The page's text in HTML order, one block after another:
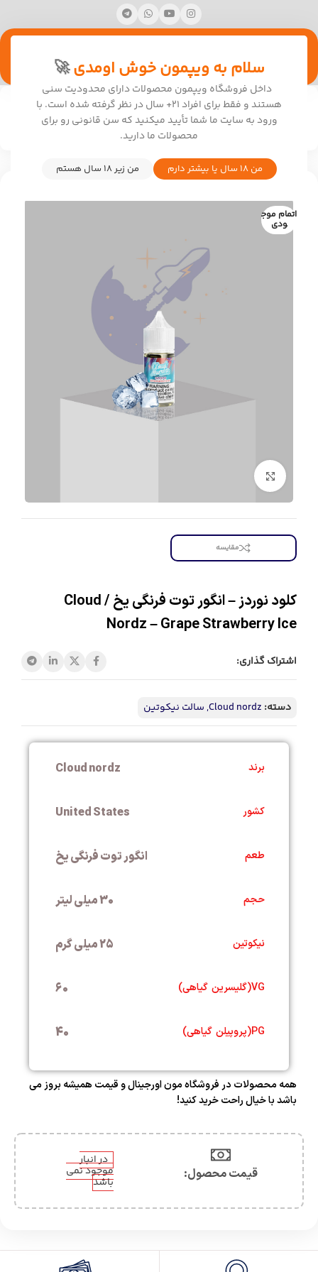
سلام به ویپمون خوش اومدی🚀
داخل فروشگاه ویپمون محصولات دارای محدودیت سنی
هستند و فقط برای افراد ۲۱+ سال در نظر گرفته شده است. با
ورود به سایت ما شما تأیید میکنید که سن قانونی رو برای
محصولات ما دارید.
من 18 سال یا بیشتر دارم من زیر 18 سال هستم
خانه/سالت نیکوتین /
Cloud nordz
اتمام موج
ودی
بزرگنمایی تصویر
مقایسه
کلود نوردز – انگور توت فرنگی یخ / Cloud
Nordz – Grape Strawberry Ice
اشتراک گذاری:
دسته: Cloud nordz
,سالت نیکوتین
برند Cloud nordz
کشور United States
طعم انگور توت فرنگی یخ
حجم 30 میلی لیتر
نیکوتین 25 میلی گرم
VG(گلیسرین گیاهی) 60
PG(پروپیلن گیاهی) 40
همه محصولات در فروشگاه مون اورجینال و قیمت همیشه بروز می
باشدبا خیال راحت خرید کنید!
قیمت محصول:​
در انبار
موجود نمی
باشد